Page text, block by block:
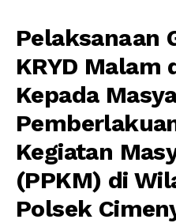
Pelaksanaan
KRYD Malam
Kepada
Kegiatan
(PPKM) di
Polsek